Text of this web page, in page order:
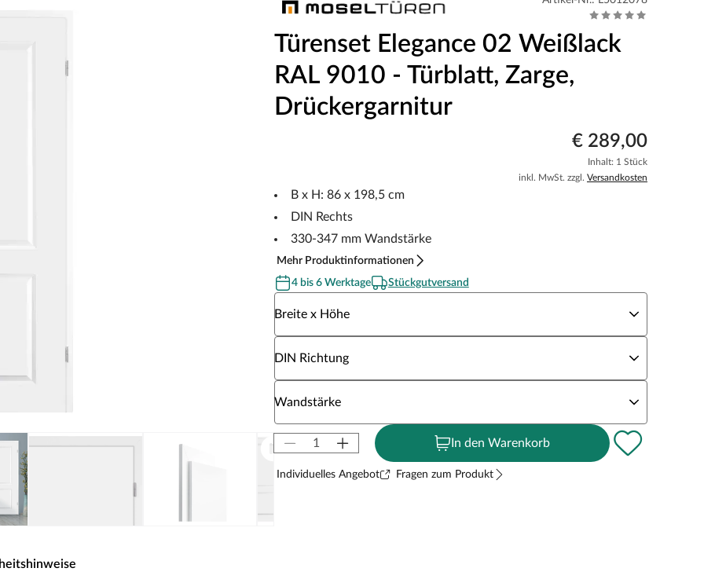
Türenset Elegance 02 Weißlack
RAL 9010 - Türblatt, Zarge,
Drückergarnitur
€ 289,00
Inhalt: 1 Stück
inkl. MwSt. zzgl. Versandkosten
B x H: 86 x 198,5 cm
DIN Rechts
330-347 mm Wandstärke
Mehr Produktinformationen
4 bis 6 Werktage
Stückgutversand
Breite x Höhe
DIN Richtung
Wandstärke
In den Warenkorb
Individuelles Angebot Fragen zum Produkt